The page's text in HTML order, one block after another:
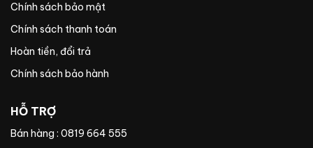
Chính sách bảo mật
Chính sách thanh toán
Hoàn tiền, đổi trả
Chính sách bảo hành
HỖ TRỢ
Bán hàng : 0819 664 555